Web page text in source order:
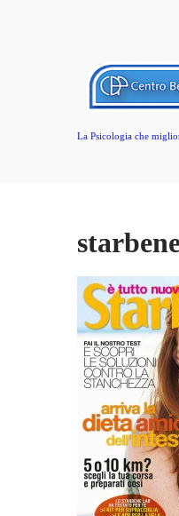
La Psicologia che